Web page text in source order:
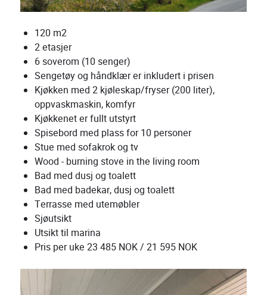
120 m2
2 etasjer
6 soverom (10 senger)
Sengetøy og håndklær er inkludert i prisen
Kjøkken med 2 kjøleskap/fryser (200 liter),
oppvaskmaskin, komfyr
Kjøkkenet er fullt utstyrt
Spisebord med plass for 10 personer
Stue med sofakrok og tv
Wood - burning stove in the living room
Bad med dusj og toalett
Bad med badekar, dusj og toalett
Terrasse med utemøbler
Sjøutsikt
Utsikt til marina
Pris per uke 23 485 NOK / 21 595 NOK